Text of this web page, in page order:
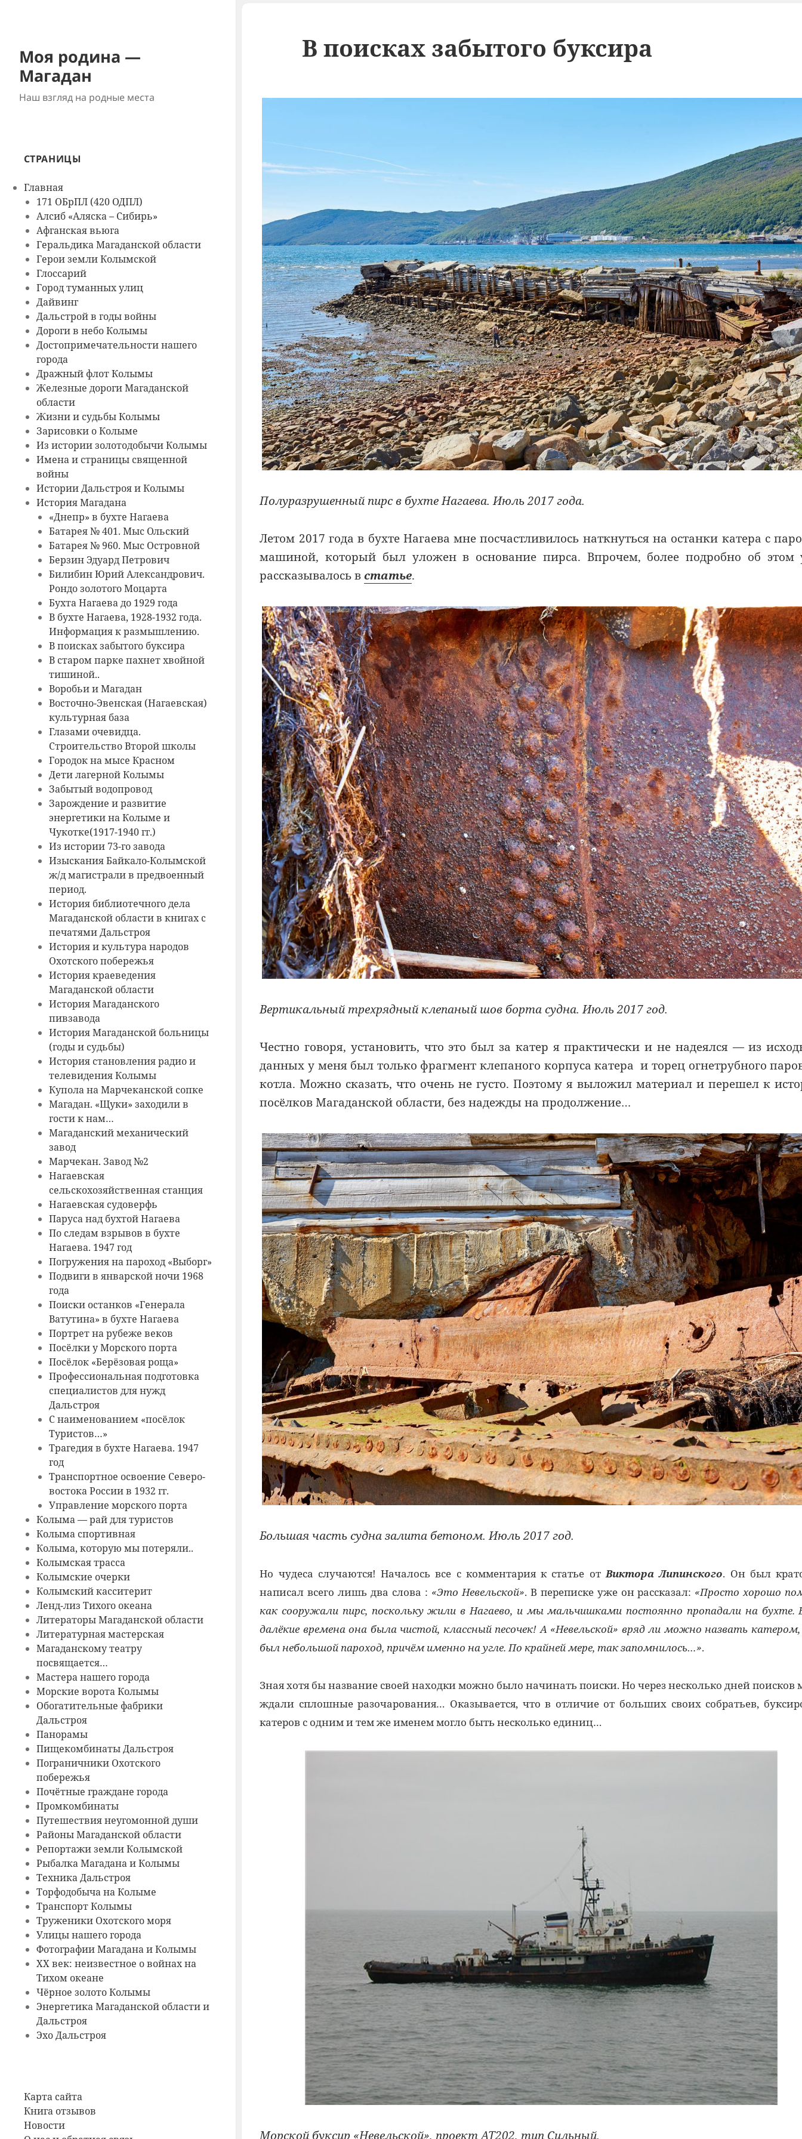
Моя родина —
Магадан
Наш взгляд на родные места
СТРАНИЦЫ
Главная
171 ОБрПЛ (420 ОДПЛ)
Алсиб «Аляска – Сибирь»
Афганская вьюга
Геральдика Магаданской области
Герои земли Колымской
Глоссарий
Город туманных улиц
Дайвинг
Дальстрой в годы войны
Дороги в небо Колымы
Достопримечательности нашего
города
Дражный флот Колымы
Железные дороги Магаданской
области
Жизни и судьбы Колымы
Зарисовки о Колыме
Из истории золотодобычи Колымы
Имена и страницы священной
войны
Истории Дальстроя и Колымы
История Магадана
«Днепр» в бухте Нагаева
Батарея № 401. Мыс Ольский
Батарея № 960. Мыс Островной
Берзин Эдуард Петрович
Билибин Юрий Александрович.
Рондо золотого Моцарта
Бухта Нагаева до 1929 года
В бухте Нагаева, 1928-1932 года.
Информация к размышлению.
В поисках забытого буксира
В старом парке пахнет хвойной
тишиной..
Воробьи и Магадан
Восточно-Эвенская (Нагаевская)
культурная база
Глазами очевидца.
Строительство Второй школы
Городок на мысе Красном
Дети лагерной Колымы
Забытый водопровод
Зарождение и развитие
энергетики на Колыме и
Чукотке(1917-1940 гг.)
Из истории 73-го завода
Изыскания Байкало-Колымской
ж/д магистрали в предвоенный
период.
История библиотечного дела
Магаданской области в книгах с
печатями Дальстроя
История и культура народов
Охотского побережья
История краеведения
Магаданской области
История Магаданского
пивзавода
История Магаданской больницы
(годы и судьбы)
История становления радио и
телевидения Колымы
Купола на Марчеканской сопке
Магадан. «Щуки» заходили в
гости к нам…
Магаданский механический
завод
Марчекан. Завод №2
Нагаевская
сельскохозяйственная станция
Нагаевская судоверфь
Паруса над бухтой Нагаева
По следам взрывов в бухте
Нагаева. 1947 год
Погружения на пароход «Выборг»
Подвиги в январской ночи 1968
года
Поиски останков «Генерала
Ватутина» в бухте Нагаева
Портрет на рубеже веков
Посёлки у Морского порта
Посёлок «Берёзовая роща»
Профессиональная подготовка
специалистов для нужд
Дальстроя
С наименованием «посёлок
Туристов…»
Трагедия в бухте Нагаева. 1947
год
Транспортное освоение Северо-
востока России в 1932 гг.
Управление морского порта
Колыма — рай для туристов
Колыма спортивная
Колыма, которую мы потеряли..
Колымская трасса
Колымские очерки
Колымский касситерит
Ленд-лиз Тихого океана
Литераторы Магаданской области
Литературная мастерская
Магаданскому театру
посвящается…
Мастера нашего города
Морские ворота Колымы
Обогатительные фабрики
Дальстроя
Панорамы
Пищекомбинаты Дальстроя
Пограничники Охотского
побережья
Почётные граждане города
Промкомбинаты
Путешествия неугомонной души
Районы Магаданской области
Репортажи земли Колымской
Рыбалка Магадана и Колымы
Техника Дальстроя
Торфодобыча на Колыме
Транспорт Колымы
Труженики Охотского моря
Улицы нашего города
Фотографии Магадана и Колымы
ХХ век: неизвестное о войнах на
Тихом океане
Чёрное золото Колымы
Энергетика Магаданской области и
Дальстроя
Эхо Дальстроя
Карта сайта
Книга отзывов
Новости
В поисках забытого буксира
Полуразрушенный пирс в бухте Нагаева. Июль 2017 года.
Летом 2017 года в бухте Нагаева мне посчастливилось наткнуться на останки катера с
машиной, который был уложен в основание пирса. Впрочем, более подробно об этом
рассказывалось встатье.
Вертикальный трехрядный клепаный шов борта судна. Июль 2017 год.
Честно говоря, установить, что это был за катер я практически и не надеялся — из
данных у меня был только фрагмент клепаного корпуса катера и торец огнетрубного
котла. Можно сказать, что очень не густо. Поэтому я выложил материал и перешел к
посёлков Магаданской области, без надежды на продолжение…
Большая часть судна залита бетоном. Июль 2017 год.
Но чудеса случаются! Началось все с комментария к статье отВиктора Липинского. Он был
написал всего лишь два слова : «Это Невельской». В переписке уже он рассказал: «Просто хорошо
как сооружали пирс, поскольку жили в Нагаево, и мы мальчишками постоянно пропадали на бухте.
далёкие времена она была чистой, классный песочек! А «Невельской» вряд ли можно назвать
был небольшой пароход, причём именно на угле. По крайней мере, так запомнилось…».
Зная хотя бы название своей находки можно было начинать поиски. Но через несколько дней поисков
ждали сплошные разочарования… Оказывается, что в отличие от больших своих собратьев,
катеров с одним и тем же именем могло быть несколько единиц…
Морской буксир «Невельской», проект АТ202, тип Сильный.